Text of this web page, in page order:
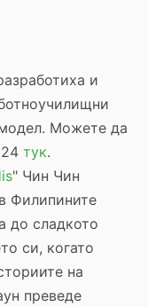
и
Можете да
тук.
" Чин Чин
Филипините
до сладкото
си, когато
на
преведе